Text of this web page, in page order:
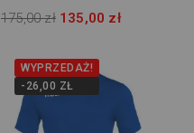
175,00 zł 135,00 zł
WYPRZEDAŻ!
-26,00 ZŁ